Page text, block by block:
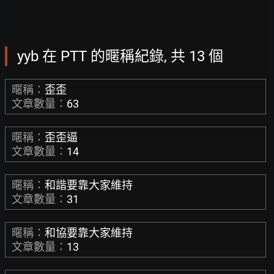
yyb 在 PTT 的暱稱紀錄, 共 13 個
暱稱： 歪歪
文章數量： 63
暱稱： 歪歪逼
文章數量： 14
暱稱： 和諧要靠大家維持
文章數量： 31
暱稱： 和協要靠大家維持
文章數量： 13